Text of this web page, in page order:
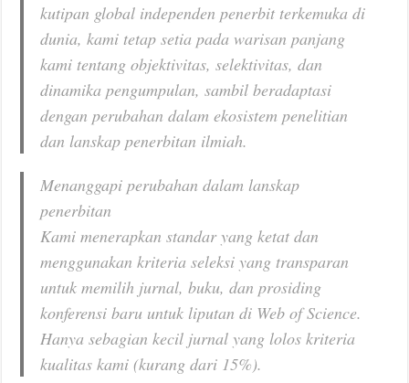
kutipan global independen penerbit terkemuka di
dunia, kami tetap setia pada warisan panjang
kami tentang objektivitas, selektivitas, dan
dinamika pengumpulan, sambil beradaptasi
dengan perubahan dalam ekosistem penelitian
dan lanskap penerbitan ilmiah.
Menanggapi perubahan dalam lanskap
penerbitan
Kami menerapkan standar yang ketat dan
menggunakan kriteria seleksi yang transparan
untuk memilih jurnal, buku, dan prosiding
konferensi baru untuk liputan di Web of Science.
Hanya sebagian kecil jurnal yang lolos kriteria
kualitas kami (kurang dari 15%).